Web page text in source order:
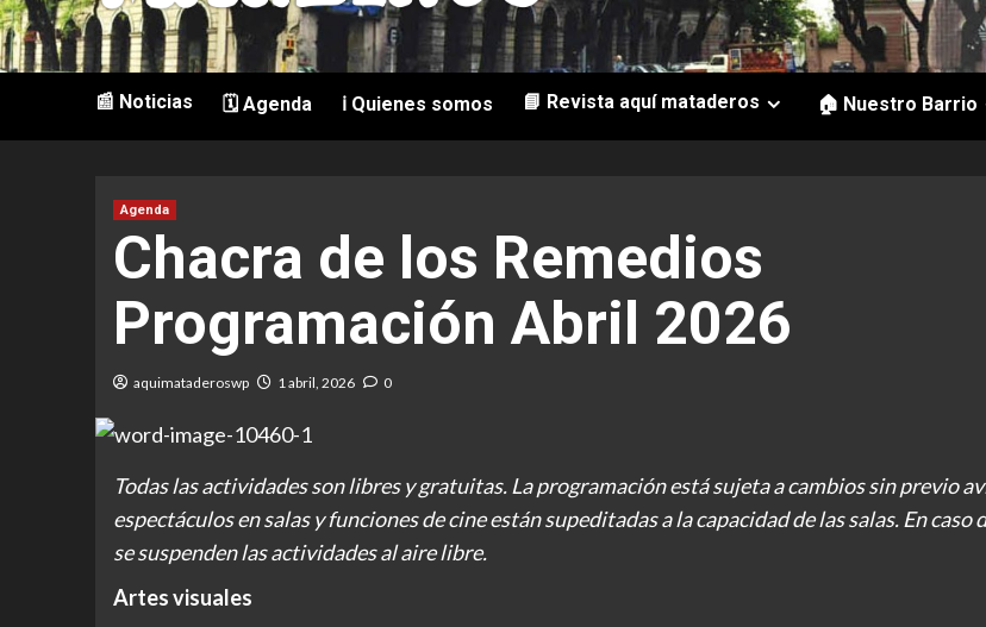
📰 Noticias 🗓️ Agenda ℹ️ Quienes somos 📘 Revista aquí mataderos 🏠 Nuestro Barrio
Agenda
Chacra de los Remedios
Programación Abril 2026
aquimataderoswp 1 abril, 2026 0
Todas las actividades son libres y gratuitas. La programación está sujeta a cambios sin previo
espectáculos en salas y funciones de cine están supeditadas a la capacidad de las salas. En caso
se suspenden las actividades al aire libre.
Artes visuales